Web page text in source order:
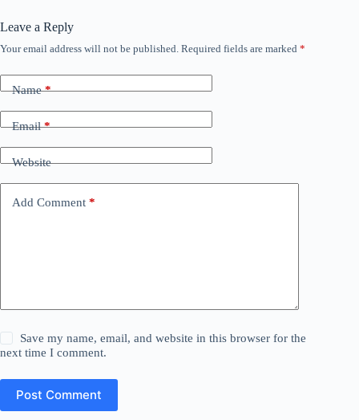
Leave a Reply
Your email address will not be published. Required fields are marked *
Name*
Email*
Website
Add Comment *
Save my name, email, and website in this browser for the
next time I comment.
Post Comment